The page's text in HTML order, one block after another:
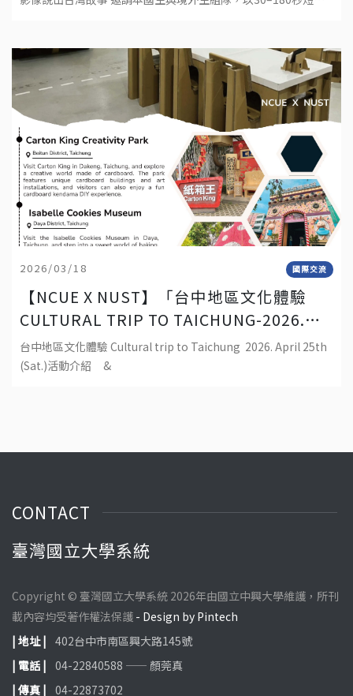
2026/03/18 國際交流
【NCUE X NUST】「台中地區文化體驗
CULTURAL TRIP TO TAICHUNG-2026.
APRIL 25TH (SAT.)」
台中地區文化體驗 Cultural trip to Taichung 2026. April 25th
(Sat.)活動介紹 &
CONTACT
臺灣國立大學系統
Copyright © 臺灣國立大學系統 2026年由國立中興大學維護，所刊
載內容均受著作權法保護 - Design by Pintech
| 地址 | 402台中市南區興大路145號
| 電話 | 04-22840588 —— 顏莞真
| 傳真 | 04-22873702